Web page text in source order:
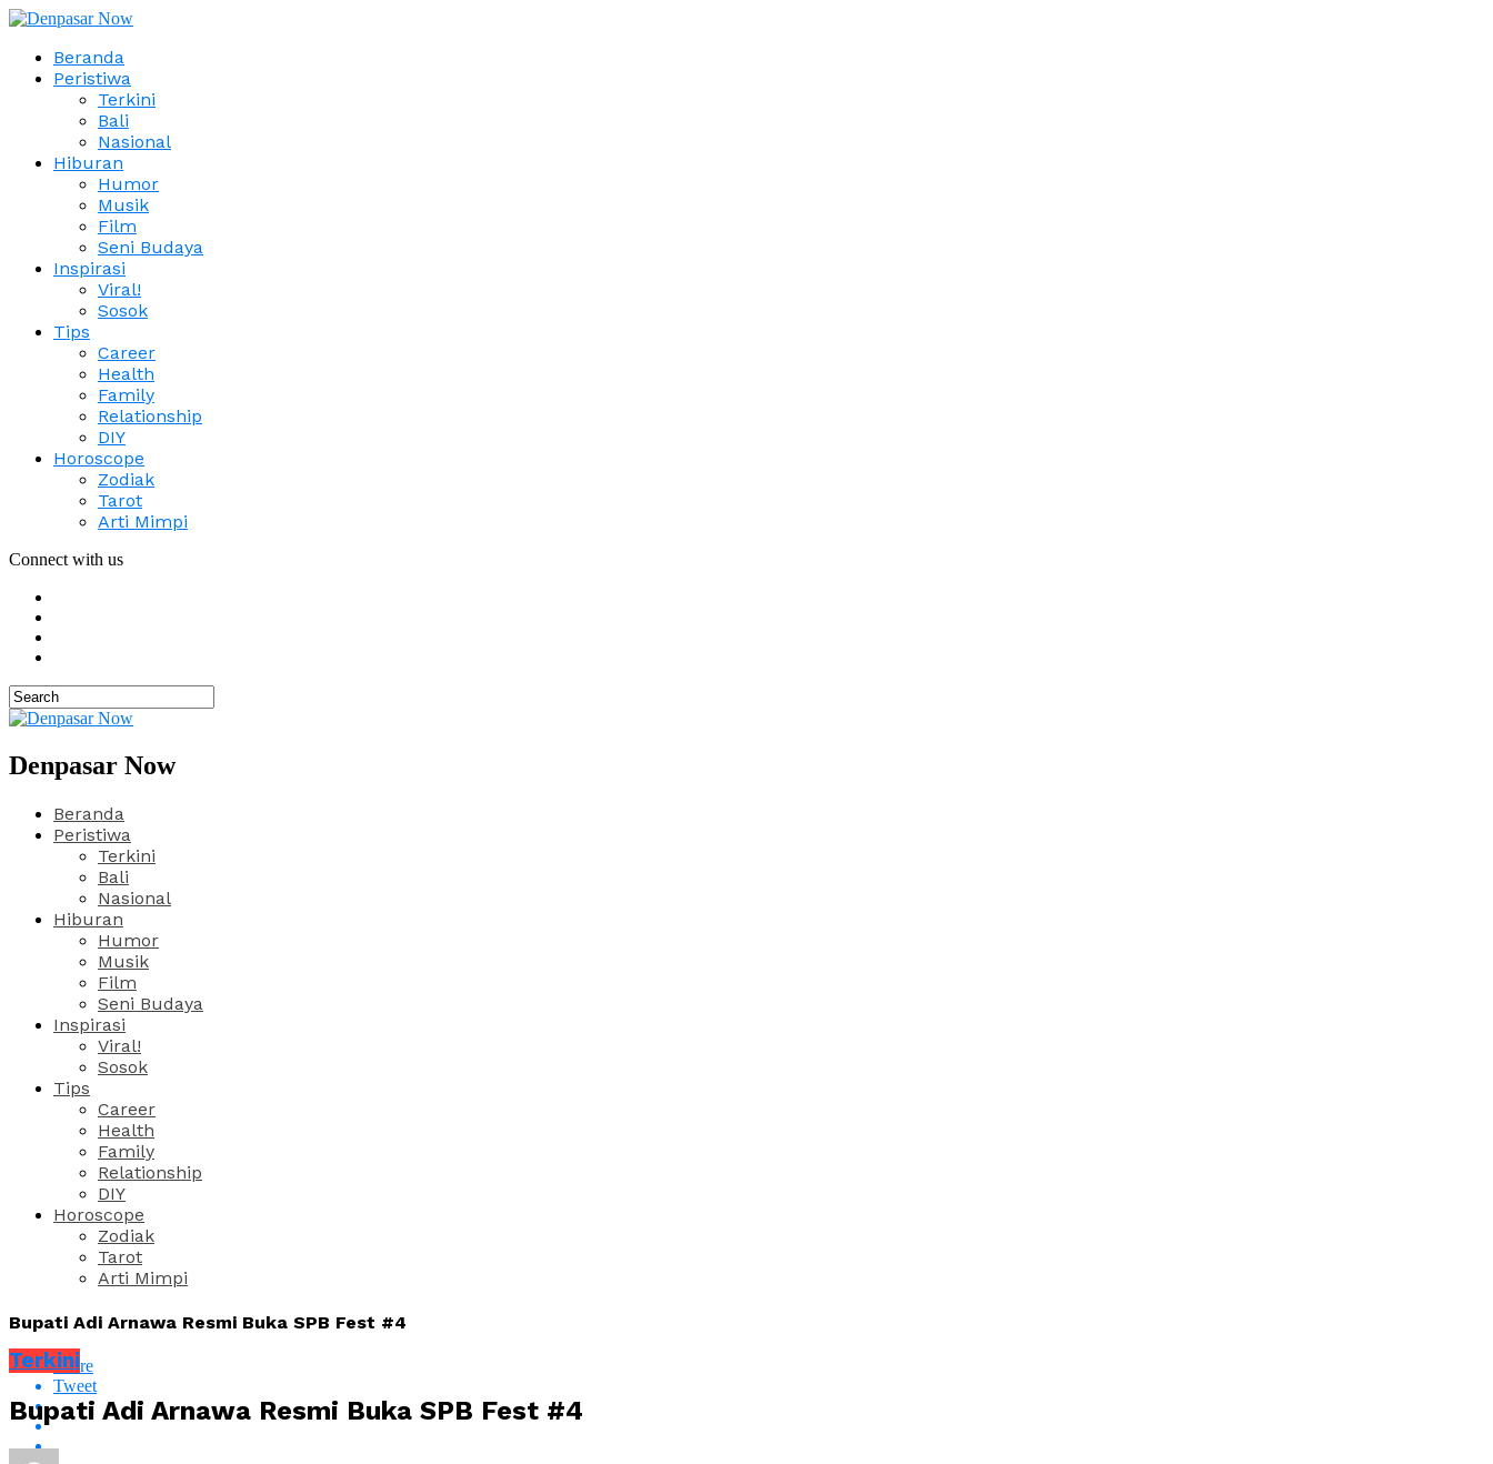
Beranda
Peristiwa
Terkini
Bali
Nasional
Hiburan
Humor
Musik
Film
Seni Budaya
Inspirasi
Viral!
Sosok
Tips
Career
Health
Family
Relationship
DIY
Horoscope
Zodiak
Tarot
Arti Mimpi
Connect with us
Denpasar Now
Beranda
Peristiwa
Terkini
Bali
Nasional
Hiburan
Humor
Musik
Film
Seni Budaya
Inspirasi
Viral!
Sosok
Tips
Career
Health
Family
Relationship
DIY
Horoscope
Zodiak
Tarot
Arti Mimpi
Bupati Adi Arnawa Resmi Buka SPB Fest #4
Share
Tweet
Terkini
Bupati Adi Arnawa Resmi Buka SPB Fest #4